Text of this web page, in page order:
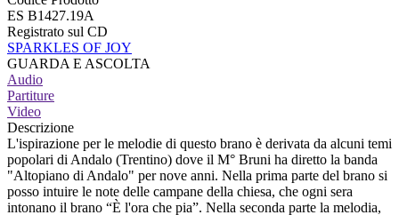
ES B1427.19A
Registrato sul CD
SPARKLES OF JOY
GUARDA E ASCOLTA
Audio
Partiture
Video
Descrizione
L'ispirazione per le melodie di questo brano è derivata da alcuni temi
popolari di Andalo (Trentino) dove il M° Bruni ha diretto la banda
"Altopiano di Andalo" per nove anni. Nella prima parte del brano si
posso intuire le note delle campane della chiesa, che ogni sera
intonano il brano “È l'ora che pia”. Nella seconda parte la melodia,